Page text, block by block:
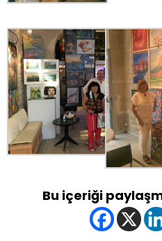
Bu içeriği